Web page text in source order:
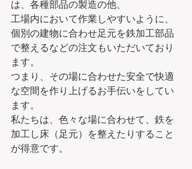
は、各種部品の製造の他、
工場内において作業しやすいように、
個別の建物に合わせ足元を鉄加工部品
で整えるなどの注文もいただいており
ます。
つまり、その場に合わせた安全で快適
な空間を作り上げるお手伝いをしてい
ます。
私たちは、色々な場に合わせて、鉄を
加工し床（足元）を整えたりすること
が得意です。